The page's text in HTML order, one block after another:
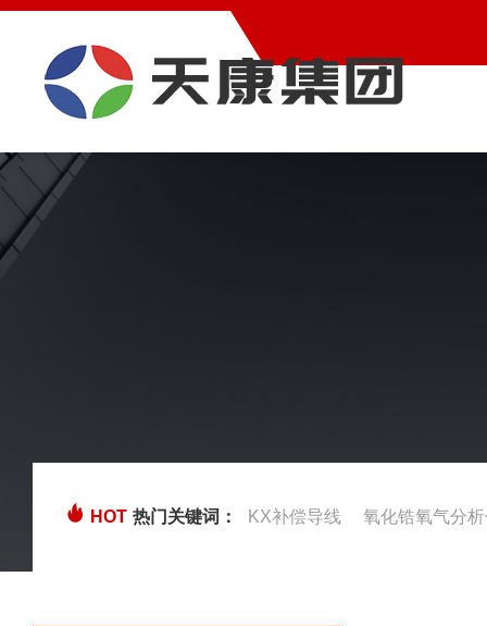
HOT 热门关键词： KX补偿导线 氧化锆氧气分